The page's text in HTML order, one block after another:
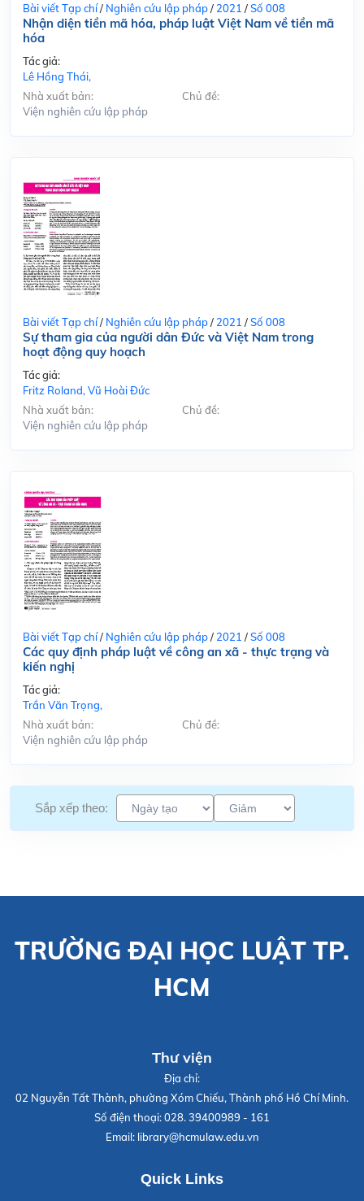
Bài viết Tạp chí/ Nghiên cứu lập pháp/ 2021 /Số 008
Nhận diện tiền mã hóa, pháp luật Việt Nam về tiền mã
hóa
Tác giả:
Lê Hồng Thái,
Nhà xuất bản:
Viện nghiên cứu lập pháp
Chủ đề:
Bài viết Tạp chí/ Nghiên cứu lập pháp/ 2021 /Số 008
Sự tham gia của người dân Đức và Việt Nam trong
hoạt động quy hoạch
Tác giả:
Fritz Roland, Vũ Hoài Đức
Nhà xuất bản:
Viện nghiên cứu lập pháp
Chủ đề:
Bài viết Tạp chí/ Nghiên cứu lập pháp/ 2021 /Số 008
Các quy định pháp luật về công an xã - thực trạng và
kiến nghị
Tác giả:
Trần Văn Trọng,
Nhà xuất bản:
Viện nghiên cứu lập pháp
Chủ đề:
Sắp xếp theo:
TRƯỜNG ĐẠI HỌC LUẬT TP.
HCM
Thư viện
Địa chỉ:
02 Nguyễn Tất Thành, phường Xóm Chiếu, Thành phố Hồ Chí Minh.
Số điện thoại:028. 39400989 - 161
Email: library@hcmulaw.edu.vn
Quick Links